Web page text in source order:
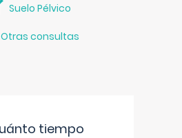
Suelo Pélvico
Otras consultas
tiempo